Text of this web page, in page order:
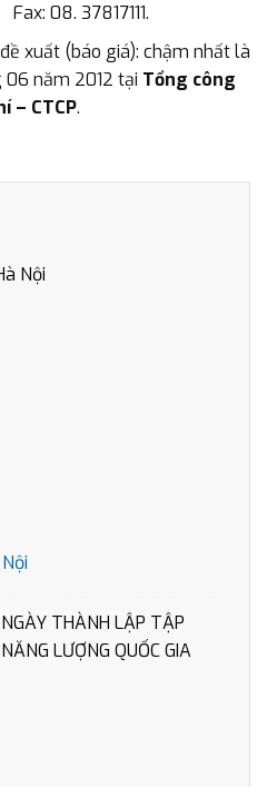
08. 37817111.
xuất (báo giá): chậm nhất là
năm 2012 tại Tổng công
– CTCP.